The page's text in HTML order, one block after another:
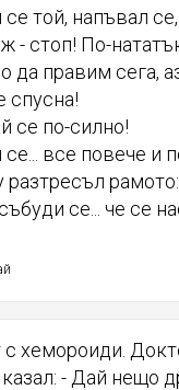
той, напъвал
- стоп! По-
да правим сега,
спусна!
се по-силно!
все повече и
разтресъл рамото:
се... че се
хемороиди.
- Дай нещо